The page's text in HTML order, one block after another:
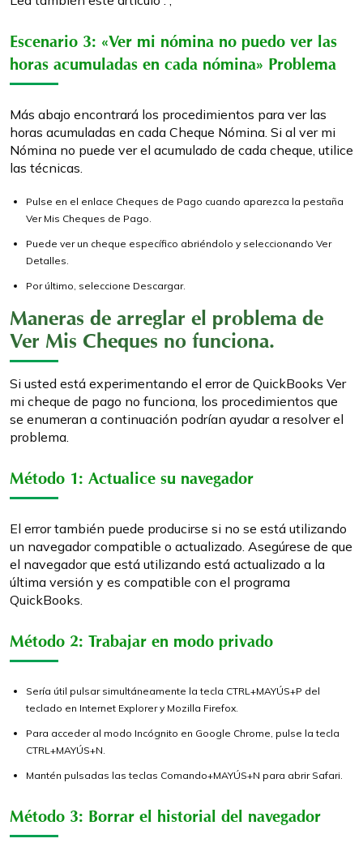
Escenario 3: «Ver mi nómina no puedo ver las
horas acumuladas en cada nómina» Problema
Más abajo encontrará los procedimientos para ver las
horas acumuladas en cada Cheque Nómina. Si al ver mi
Nómina no puede ver el acumulado de cada cheque, utilice
las técnicas.
Pulse en el enlace Cheques de Pago cuando aparezca la pestaña
Ver Mis Cheques de Pago.
Puede ver un cheque específico abriéndolo y seleccionando Ver
Detalles.
Por último, seleccione Descargar.
Maneras de arreglar el problema de
Ver Mis Cheques no funciona.
Si usted está experimentando el error de QuickBooks Ver
mi cheque de pago no funciona, los procedimientos que
se enumeran a continuación podrían ayudar a resolver el
problema.
Método 1: Actualice su navegador
El error también puede producirse si no se está utilizando
un navegador compatible o actualizado. Asegúrese de que
el navegador que está utilizando está actualizado a la
última versión y es compatible con el programa
QuickBooks.
Método 2: Trabajar en modo privado
Sería útil pulsar simultáneamente la tecla CTRL+MAYÚS+P del
teclado en Internet Explorer y Mozilla Firefox.
Para acceder al modo Incógnito en Google Chrome, pulse la tecla
CTRL+MAYÚS+N.
Mantén pulsadas las teclas Comando+MAYÚS+N para abrir Safari.
Método 3: Borrar el historial del navegador